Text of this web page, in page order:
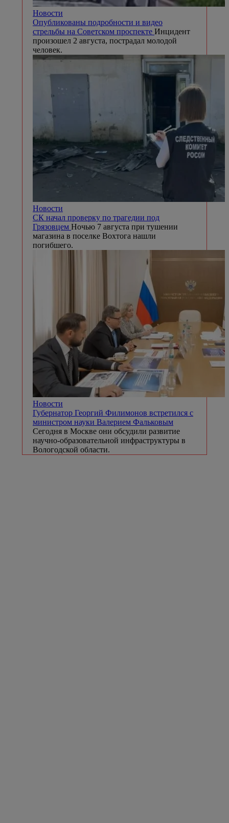
Новости
Опубликованы подробности и видео
стрельбы на Советском проспекте Инцидент
произошел 2 августа, пострадал молодой
человек.
Новости
СК начал проверку по трагедии под
Грязовцем Ночью 7 августа при тушении
магазина в поселке Вохтога нашли
погибшего.
Новости
Губернатор Георгий Филимонов встретился с
министром науки Валерием Фальковым
Сегодня в Москве они обсудили развитие
научно-образовательной инфраструктуры в
Вологодской области.